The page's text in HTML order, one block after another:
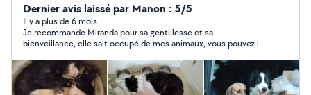
m'occupé d'enfants j'ai pris l'habitude de m en occupé
grace a mes neuveux et niece
Dernier avis laissé par Manon : 5/5
Il y a plus de 6 mois
Je recommande Miranda pour sa gentillesse et sa
bienveillance, elle sait occupé de mes animaux, vous pouvez lui